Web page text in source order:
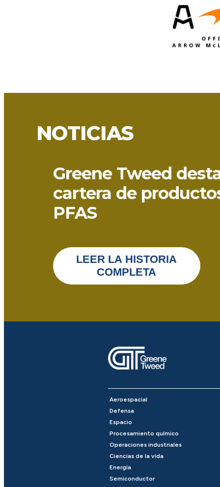
NOTICIAS
Greene Tweed
cartera de
PFAS
LEER LA HISTORIA
COMPLETA
Aeroespacial
Defensa
Espacio
Procesamiento químico
Operaciones industriales
Ciencias de la vida
Energía
Semiconductor